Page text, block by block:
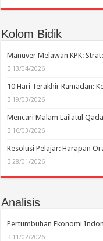
Kolom Bidik
Manuver Melawan KPK:
13/04/2026
10 Hari Terakhir Ramadan:
19/03/2026
Mencari Malam Lailatul
16/03/2026
Resolusi Pelajar: Harapan
28/01/2026
Analisis
Pertumbuhan Ekonomi
11/02/2026